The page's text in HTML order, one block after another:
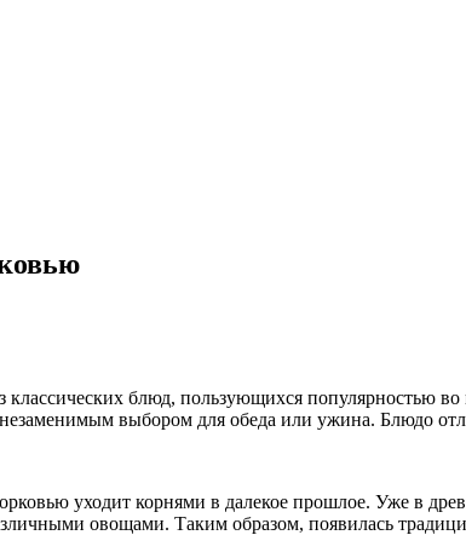
блюд, пользующихся популярностью
выбором для обеда или ужина. Блюдо
уходит корнями в далекое прошлое. Уже в
овощами. Таким образом, появилась